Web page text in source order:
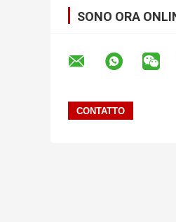
SONO ORA